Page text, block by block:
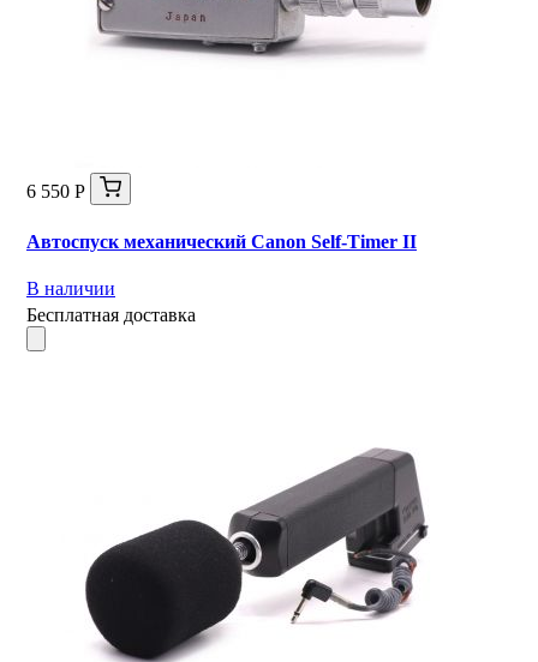
6 550 Р
Автоспуск механический Canon Self-Timer II
В наличии
Бесплатная доставка